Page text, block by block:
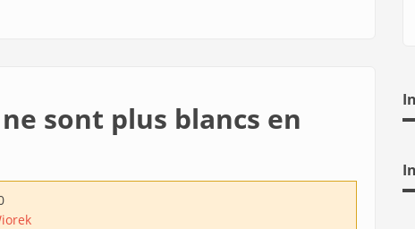
sont plus blancs en